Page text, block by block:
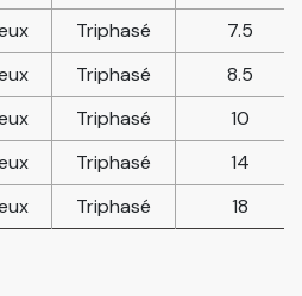
Triphasé
7.5
Triphasé
8.5
Triphasé
10
Triphasé
14
Triphasé 18